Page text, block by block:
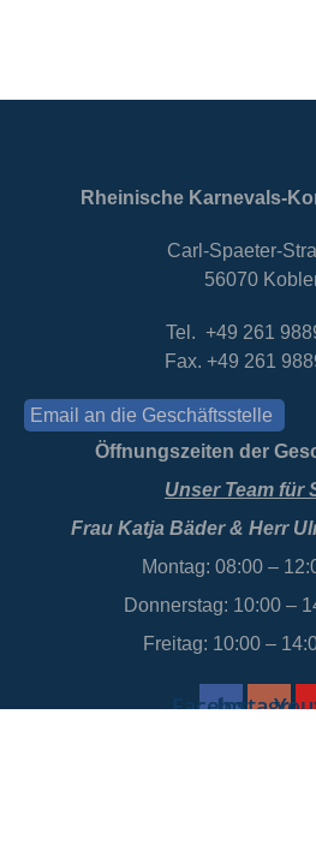
Rheinische Karnevals-
Carl-Spaeter-
56070
Tel. +49 261
Fax. +49 261
Email an die Geschäftsstelle
Öffnungszeiten der
Unser Team für
Frau Katja Bäder & Herr
Montag: 08:00 –
Donnerstag: 10:00 –
Freitag: 10:00 –
Facebook